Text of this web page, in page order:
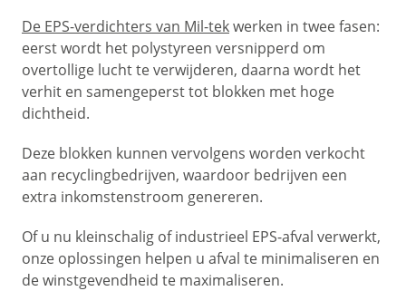
De EPS-verdichters van Mil-tekwerken in twee fasen:
eerst wordt het polystyreen versnipperd om
overtollige lucht te verwijderen, daarna wordt het
verhit en samengeperst tot blokken met hoge
dichtheid.
Deze blokken kunnen vervolgens worden verkocht
aan recyclingbedrijven, waardoor bedrijven een
extra inkomstenstroom genereren.
Of u nu kleinschalig of industrieel EPS-afval verwerkt,
onze oplossingen helpen u afval te minimaliseren en
de winstgevendheid te maximaliseren.